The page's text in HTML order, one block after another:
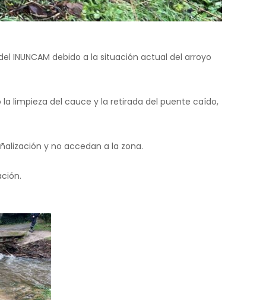
INUNCAM debido a la situación actual del arroyo
limpieza del cauce y la retirada del puente caído,
y no accedan a la zona.